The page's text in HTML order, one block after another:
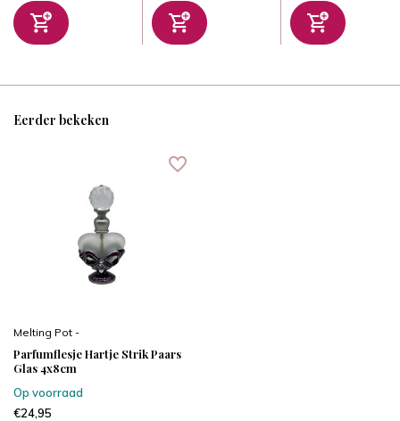
Eerder bekeken
Melting Pot -
Parfumflesje Hartje Strik Paars
Glas 4x8cm
Op voorraad
€24,95